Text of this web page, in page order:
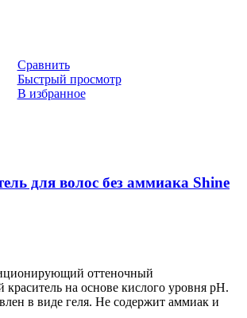
Сравнить
Быстрый просмотр
В избранное
для волос без аммиака Shine
оттеночный
на основе кислого уровня pH.
в виде геля. Не содержит аммиак и